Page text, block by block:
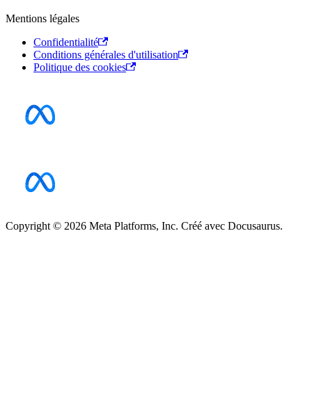
Mentions légales
Confidentialité
Conditions générales d'utilisation
Politique des cookies
Copyright © 2026 Meta Platforms, Inc. Créé avec Docusaurus.